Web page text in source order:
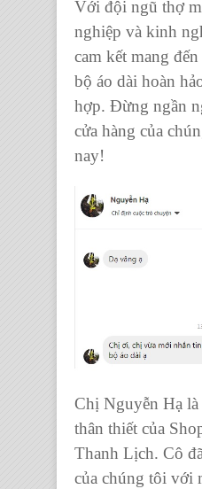
Với đội ngũ thợ
nghiệp và kinh
cam kết mang
bộ áo dài hoàn
hợp. Đừng ngần
cửa hàng của
nay!
Chị Nguyễn Hạ
thân thiết của
Thanh Lịch. Cô
của chúng tôi với